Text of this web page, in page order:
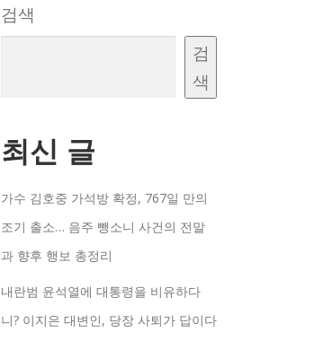
검색
검
색
최신 글
가수 김호중 가석방 확정, 767일 만의
조기 출소… 음주 뺑소니 사건의 전말
과 향후 행보 총정리
내란범 윤석열에 대통령을 비유하다
니? 이지은 대변인, 당장 사퇴가 답이다